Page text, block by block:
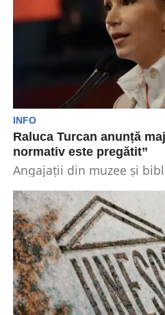
INFO
Raluca Turcan anunță
normativ este pregătit”
Angajații din muzee și
timpul...